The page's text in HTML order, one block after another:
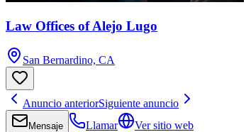
Law Offices of Alejo Lugo
San Bernardino, CA
Anuncio anteriorSiguiente anuncio
Mensaje Llamar Ver sitio web